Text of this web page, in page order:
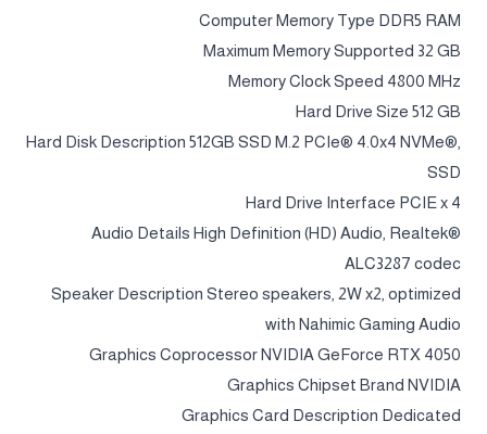
Computer Memory Type ‎DDR5 RAM
Maximum Memory Supported ‎32 GB
Memory Clock Speed ‎4800 MHz
Hard Drive Size ‎512 GB
Hard Disk Description ‎512GB SSD M.2 PCIe® 4.0x4 NVMe®,
SSD
Hard Drive Interface ‎PCIE x 4
Audio Details ‎High Definition (HD) Audio, Realtek®
ALC3287 codec
Speaker Description ‎Stereo speakers, 2W x2, optimized
with Nahimic Gaming Audio
Graphics Coprocessor ‎NVIDIA GeForce RTX 4050
Graphics Chipset Brand ‎NVIDIA
Graphics Card Description ‎Dedicated